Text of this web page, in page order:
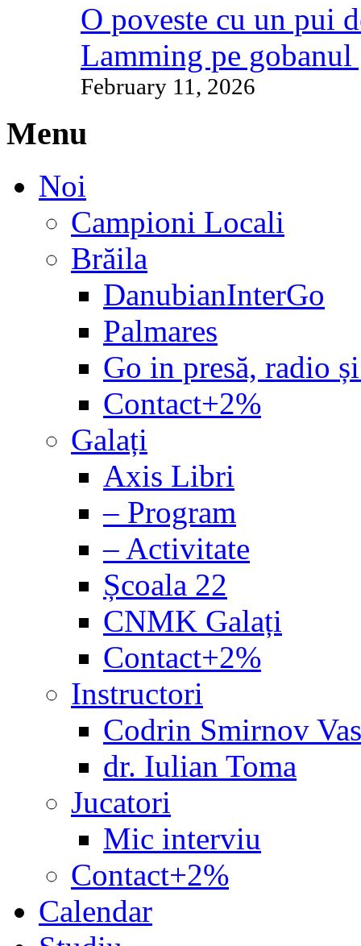
O poveste cu un pui
Lamming pe gobanul
February 11, 2026
Menu
Noi
Campioni Locali
Brăila
DanubianInterGo
Palmares
Go in presă, radio
Contact+2%
Galați
Axis Libri
– Program
– Activitate
Școala 22
CNMK Galați
Contact+2%
Instructori
Codrin Smirnov
dr. Iulian Toma
Jucatori
Mic interviu
Contact+2%
Calendar